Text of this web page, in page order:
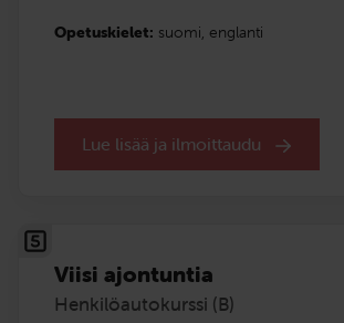
Opetuskielet: suomi, englanti
Lue lisää ja ilmoittaudu
Viisi ajontuntia
Henkilöautokurssi (B)